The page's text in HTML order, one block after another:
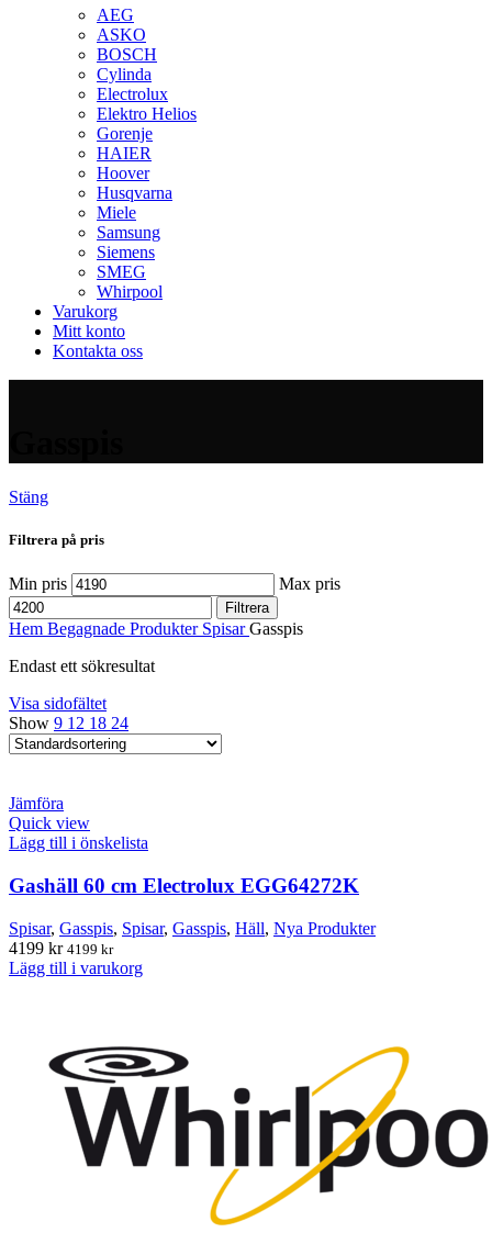
AEG
ASKO
BOSCH
Cylinda
Electrolux
Elektro Helios
Gorenje
HAIER
Hoover
Husqvarna
Miele
Samsung
Siemens
SMEG
Whirpool
Varukorg
Mitt konto
Kontakta oss
Stäng
Filtrera på pris
Min pris Max pris
Filtrera
Hem Begagnade Produkter SpisarGasspis
Endast ett sökresultat
Visa sidofältet
Show 9 12 18 24
Jämföra
Quick view
Lägg till i önskelista
Gashäll 60 cm Electrolux EGG64272K
Spisar, Gasspis, Spisar, Gasspis, Häll, Nya Produkter
4199 kr 4199 kr
Lägg till i varukorg